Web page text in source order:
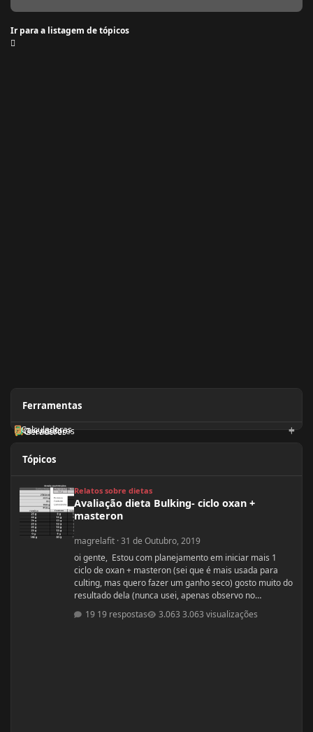
Ir para a listagem de tópicos
Ferramentas
Geradores
Orientadores
Calculadoras
Tópicos
Relatos sobre dietas
Avaliação dieta Bulking- ciclo oxan +
masteron
magrelafit ·31 de Outubro, 2019
oi gente, Estou com planejamento em iniciar mais 1
ciclo de oxan + masteron (sei que é mais usada para
culting, mas quero fazer um ganho seco) gosto muito do
resultado dela (nunca usei, apenas observo no
pessoal). ja fiz 2 ciclos de oxandrolona 1 em 2016(6
semanas) e outro 2017.(6 semanas) , mas o meu
19 respostas 3.063 visualizações